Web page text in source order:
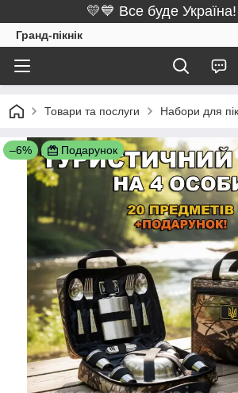
💛💙 Все буде
Гранд-пікнік
Товари та послуги Набори для
–6% Подарунок